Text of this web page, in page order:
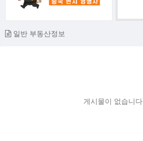
일반 부동산정보
게시물이 없습니다.